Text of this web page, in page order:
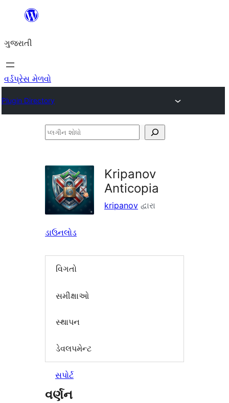
કંટેન્ટ(લખાણ)
જાઓ
ગુજરાતી
વર્ડપ્રેસ મેળવો
Plugin Directory
પ્લગીન
Kripanov
Anticopia
kripanov દ્વારા
ડાઉનલોડ
વિગતો
સમીક્ષાઓ
સ્થાપન
ડેવલપમેન્ટ
સપોર્ટ
વર્ણન